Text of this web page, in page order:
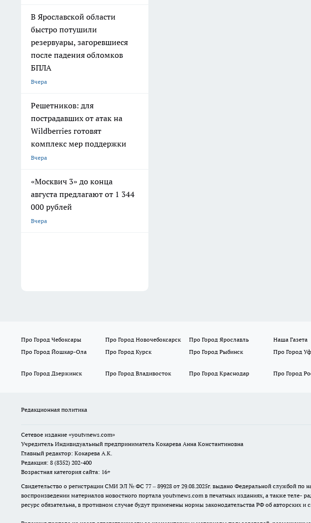
В Ярославской области
быстро потушили
резервуары, загоревшиеся
после падения обломков
БПЛА
Вчера
Решетников: для
пострадавших от атак на
Wildberries готовят
комплекс мер поддержки
Вчера
«Москвич 3» до конца
августа предлагают от 1 344
000 рублей
Вчера
Про Город Чебоксары Про Город Новочебоксарск Про Город Ярославль Наша Газета
Про Город Йошкар-Ола
Про Город Курск Про Город Рыбинск Про Город
Про Город Дзержинск
Про Город Владивосток Про Город Краснодар Про Город
Редакционная политика
Сетевое издание «youtvnews.com»
Учредитель Индивидуальный предприниматель Кокарева Анна Константиновна
Главный редактор: Кокарева А.К.
Редакция: 8 (8352) 202-400
Возрастная категория сайта: 16+
Свидетельство о регистрации СМИ ЭЛ № ФС 77 – 89928 от 29.08.2025г. выдано Федеральной службой
воспроизведении материалов новостного портала youtvnews.com в печатных изданиях, а также
ресурс обязательна, в противном случае будут применены нормы законодательства РФ об авторских и